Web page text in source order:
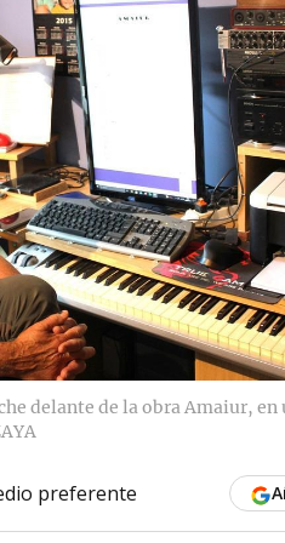
delante de la obra Amaiur,
preferente